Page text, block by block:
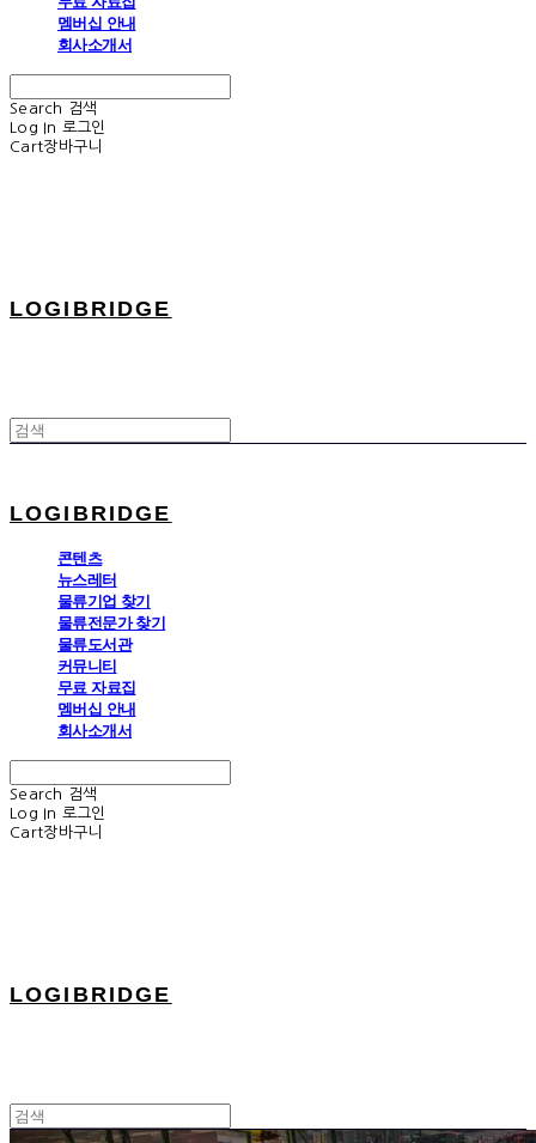
멤버십 안내
회사소개서
Search
검색
Log In 로그인
Cart장바구니
LOGIBRIDGE
LOGIBRIDGE
콘텐츠
뉴스레터
물류기업 찾기
물류전문가 찾기
물류도서관
커뮤니티
무료 자료집
멤버십 안내
회사소개서
Search
검색
Log In 로그인
Cart장바구니
LOGIBRIDGE